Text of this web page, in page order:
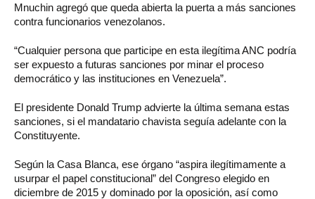
Mnuchin agregó que queda abierta la puerta a más sanciones
contra funcionarios venezolanos.
“Cualquier persona que participe en esta ilegítima ANC podría
ser expuesto a futuras sanciones por minar el proceso
democrático y las instituciones en Venezuela”.
El presidente Donald Trump advierte la última semana estas
sanciones, si el mandatario chavista seguía adelante con la
Constituyente.
Según la Casa Blanca, ese órgano “aspira ilegítimamente a
usurpar el papel constitucional” del Congreso elegido en
diciembre de 2015 y dominado por la oposición, así como